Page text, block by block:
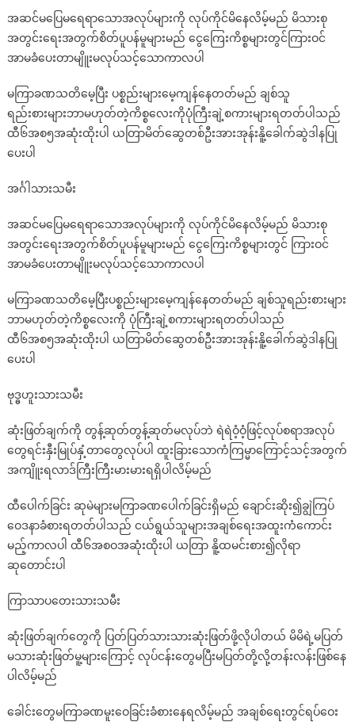
6-
2020
2020)
အဆင်မပြေမရေရာသောအလုပ်များကို လုပ်ကိုင်မိနေလိမ့်မည် မိသားစု
အတွင်းရေးအတွက်စိတ်ပူပန်မူများမည် ငွေကြေးကိစ္စများတွင်ကြားဝင်
အာမခံပေးတာမျိူးမလုပ်သင့်သောကာလပါ
မကြာခဏသတိမေ့ပြီး ပစ္စည်းများမေ့ကျန်နေတတ်မည် ချစ်သူ
ရည်းစားများဘာမဟုတ်တဲ့ကိစ္စလေးကိုပုံကြီးချဲ့စကားများရတတ်ပါသည်
ထီ၆အစ၅အဆုံးထိုးပါ ယတြာမိတ်ဆွေတစ်ဦးအားအုန်းနိူ့ခေါက်ဆွဲဒါနပြု
ပေးပါ
အင်္ဂါသားသမီး
အဆင်မပြေမရေရာသောအလုပ်များကို လုပ်ကိုင်မိနေလိမ့်မည် မိသားစု
အတွင်းရေးအတွက်စိတ်ပူပန်မူများမည် ငွေကြေးကိစ္စများတွင် ကြားဝင်
အာမခံပေးတာမျိူးမလုပ်သင့်သောကာလပါ
မကြာခဏသတိမေ့ပြီးပစ္စည်းများမေ့ကျန်နေတတ်မည် ချစ်သူရည်းစားများ
ဘာမဟုတ်တဲ့ကိစ္စလေးကို ပုံကြီးချဲ့စကားများရတတ်ပါသည်
ထီ၆အစ၅အဆုံးထိုးပါ ယတြာမိတ်ဆွေတစ်ဦးအားအုန်းနိူ့ခေါက်ဆွဲဒါနပြု
ပေးပါ
ဗုဒ္ဓဟူးသားသမီး
ဆုံးဖြတ်ချက်ကို တွန့်ဆုတ်တွန့်ဆုတ်မလုပ်ဘဲ ရဲရဲဝံ့ဝံ့ဖြင့်လုပ်စရာအလုပ်
တွေရင်းနှီးမြုပ်နှံ့တာတွေလုပ်ပါ ထူးခြားသောကံကြမ္မာကြောင့်သင့်အတွက်
အကျိူးရလာဒ်ကြီးကြီးမားမားရရှိပါလိမ့်မည်
ထီပေါက်ခြင်း ဆုမဲများမကြာခဏပေါက်ခြင်းရှိမည် ချောင်းဆိုး၍ချွဲကြပ်
ဝေဒနာခံစားရတတ်ပါသည် ငယ်ရွယ်သူများအချစ်ရေးအထူးကံကောင်း
မည့်ကာလပါ ထီ၆အစဝအဆုံးထိုးပါ ယတြာ နိူ့ထမင်းစား၍လိုရာ
ဆုတောင်းပါ
ကြာသာပတေးသားသမီး
ဆုံးဖြတ်ချက်တွေကို ပြတ်ပြတ်သားသားဆုံးဖြတ်ဖို့လိုပါတယ် မိမိရဲ့မပြတ်
မသားဆုံးဖြတ်မူ့များကြောင့် လုပ်ငန်းတွေမပြီးမပြတ်တို့လို့တန်းလန်းဖြစ်နေ
ပါလိမ့်မည်
ခေါင်းတွေမကြာခဏမူးဝေခြင်းခံစားနေရလိမ့်မည် အချစ်ရေးတွင်ရပ်ဝေး